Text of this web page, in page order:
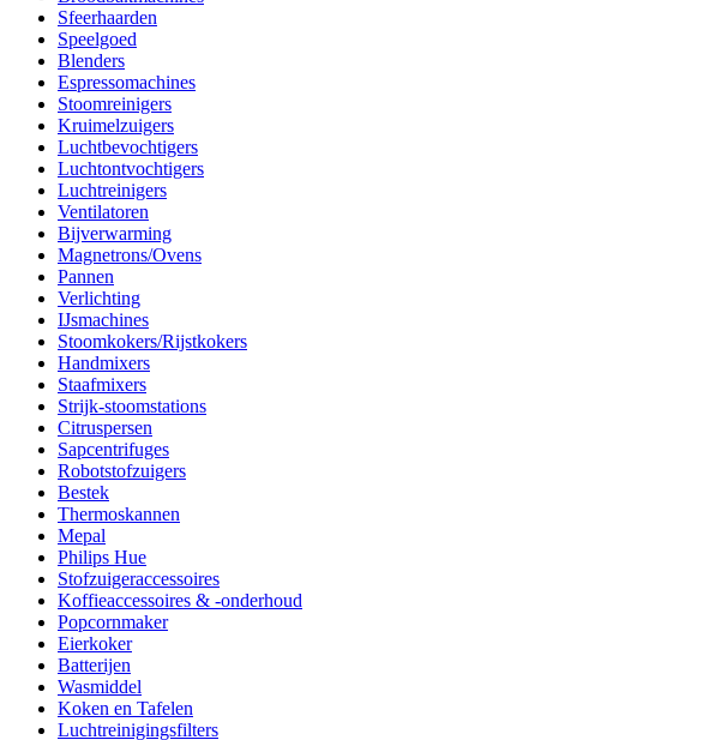
Sfeerhaarden
Speelgoed
Blenders
Espressomachines
Stoomreinigers
Kruimelzuigers
Luchtbevochtigers
Luchtontvochtigers
Luchtreinigers
Ventilatoren
Bijverwarming
Magnetrons/Ovens
Pannen
Verlichting
IJsmachines
Stoomkokers/Rijstkokers
Handmixers
Staafmixers
Strijk-stoomstations
Citruspersen
Sapcentrifuges
Robotstofzuigers
Bestek
Thermoskannen
Mepal
Philips Hue
Stofzuigeraccessoires
Koffieaccessoires & -onderhoud
Popcornmaker
Eierkoker
Batterijen
Wasmiddel
Koken en Tafelen
Luchtreinigingsfilters